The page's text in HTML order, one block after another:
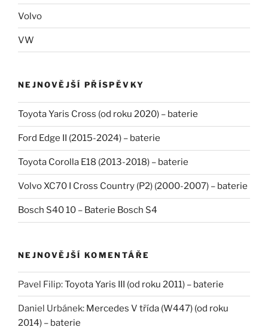
Volvo
VW
NEJNOVĚJŠÍ PŘÍSPĚVKY
Toyota Yaris Cross (od roku 2020) – baterie
Ford Edge II (2015-2024) – baterie
Toyota Corolla E18 (2013-2018) – baterie
Volvo XC70 I Cross Country (P2) (2000-2007) – baterie
Bosch S40 10 – Baterie Bosch S4
NEJNOVĚJŠÍ KOMENTÁŘE
Pavel Filip:Toyota Yaris III (od roku 2011) – baterie
Daniel Urbánek: Mercedes V třída (W447) (od roku
2014) – baterie